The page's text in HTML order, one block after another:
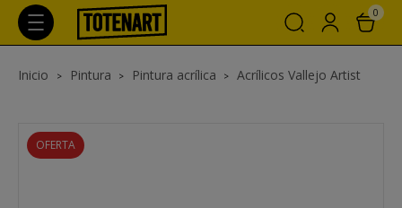
0
Inicio Pintura Pintura acrílica Acrílicos Vallejo Artist
OFERTA